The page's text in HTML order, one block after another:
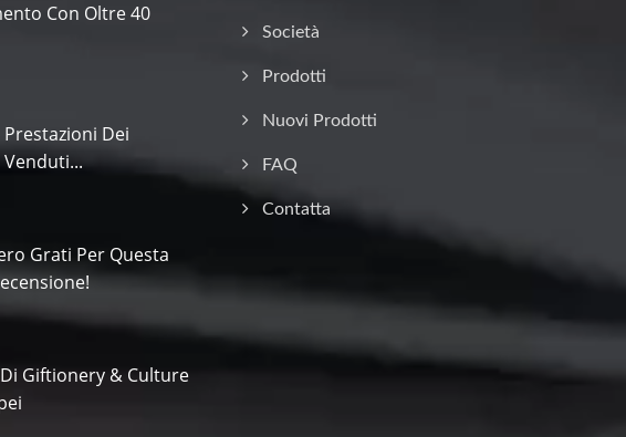
Con Oltre 40
Dei
Grati Per Questa
Giftionery & Culture
Società
Prodotti
Nuovi Prodotti
FAQ
Contatta